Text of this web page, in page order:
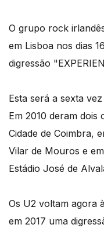
O grupo rock
em Lisboa nos dias
digressão
Esta será a sexta
Em 2010 deram dois
Cidade de Coimbra,
Vilar de Mouros e
Estádio José de
Os U2 voltam agora
em 2017 uma